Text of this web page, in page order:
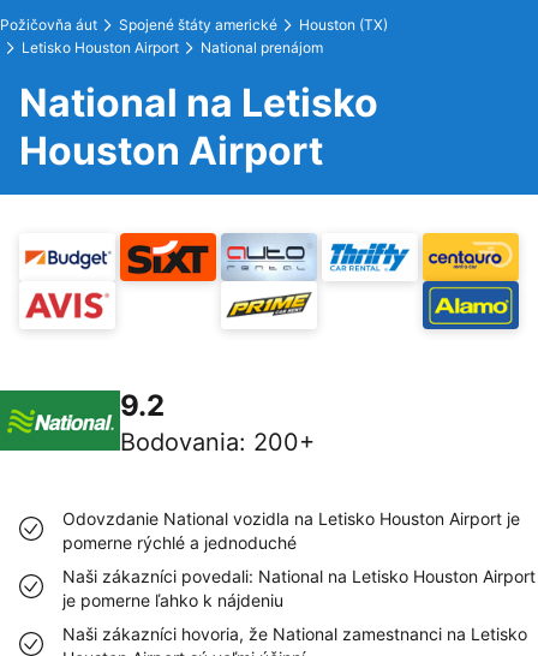
Požičovňa áut Spojené štáty americké
Houston (TX)
Letisko Houston Airport
National prenájom
National na Letisko
Houston Airport
9.2
Bodovania: 200+
Odovzdanie National vozidla na Letisko Houston Airport je
pomerne rýchlé a jednoduché
Naši zákazníci povedali: National na Letisko Houston Airport
je pomerne ľahko k nájdeniu
Naši zákazníci hovoria, že National zamestnanci na Letisko